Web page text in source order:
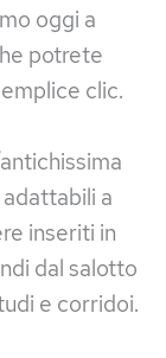
oggi a
potrete
clic.
a
inseriti in
dal salotto
e corridoi.